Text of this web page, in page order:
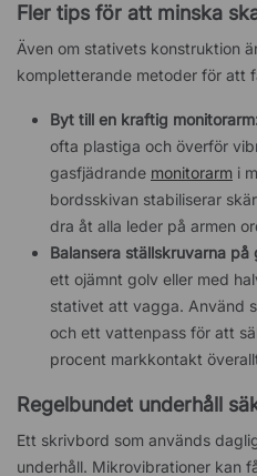
Fler tips för att minska
Även om stativets konstruktion
kompletterande metoder för att
Byt till en kraftig
ofta plastiga och överför
gasfjädrande monitorarm i
bordsskivan stabiliserar
dra åt alla leder på armen
Balansera ställskruvarna på
ett ojämnt golv eller med
stativet att vagga. Använd
och ett vattenpass för att
procent markkontakt
Regelbundet underhåll
Ett skrivbord som används
underhåll. Mikrovibrationer kan